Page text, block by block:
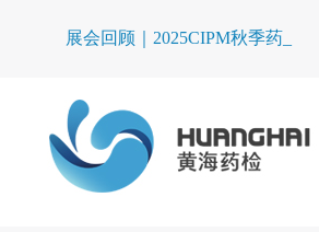
展会回顾｜2025CIPM秋季药机博_